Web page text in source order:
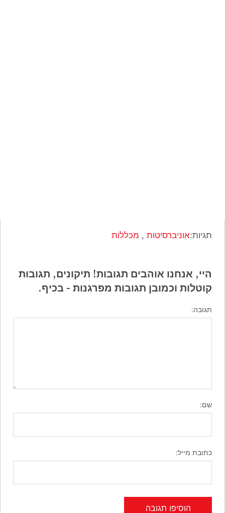
תגיות:אוניברסיטות , מכללות
היי, אנחנו אוהבים תגובות! תיקונים, תגובות
קוטלות וכמובן תגובות מפרגנות - בכיף.
תגובה:
שם:
כתובת מייל: